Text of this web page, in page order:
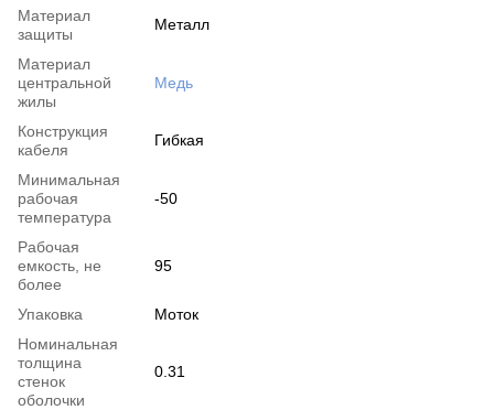
Материал
защиты
Металл
Материал
центральной
жилы
Медь
Конструкция
кабеля
Гибкая
Минимальная
рабочая
температура
-50
Рабочая
емкость, не
более
95
Упаковка
Моток
Номинальная
толщина
стенок
оболочки
0.31